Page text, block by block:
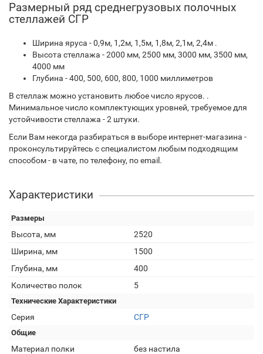
Размерный ряд среднегрузовых полочных
стеллажей СГР
Ширина яруса - 0,9м, 1,2м, 1,5м, 1,8м, 2,1м, 2,4м .
Высота стеллажа - 2000 мм, 2500 мм, 3000 мм, 3500 мм,
4000 мм
Глубина - 400, 500, 600, 800, 1000 миллиметров
В стеллаж можно установить любое число ярусов. .
Минимальное число комплектующих уровней, требуемое для
устойчивости стеллажа - 2 штуки.
Если Вам некогда разбираться в выборе интернет-магазина -
проконсультируйтесь с специалистом любым подходящим
способом - в чате, по телефону, по email.
Характеристики
Размеры
Высота, мм
2520
Ширина, мм
1500
Глубина, мм
400
Количество полок
5
Технические Характеристики
Серия СГР
Общие
Материал полки
без настила